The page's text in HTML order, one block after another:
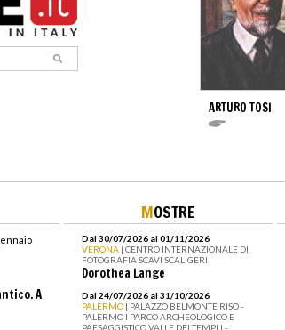
ARTURO TOSI
A
MOSTRE
Dal 30/07/2026 al 01/11/2026
VERONA | CENTRO INTERNAZIONALE DI
FOTOGRAFIA SCAVI SCALIGERI
Dorothea Lange
Dal 24/07/2026 al 31/10/2026
PALERMO | PALAZZO BELMONTE RISO -
PALERMO I PARCO ARCHEOLOGICO E
PAESAGGISTICO VALLE DEI TEMPLI -